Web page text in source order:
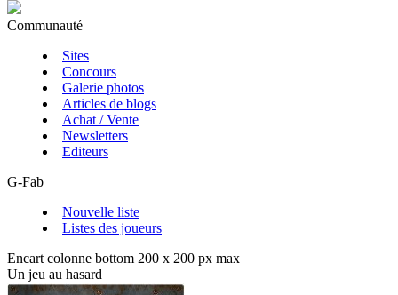
Communauté
Sites
Concours
Galerie photos
Articles de blogs
Achat / Vente
Newsletters
Editeurs
G-Fab
Nouvelle liste
Listes des joueurs
Encart colonne bottom 200 x 200 px max
Un jeu au hasard